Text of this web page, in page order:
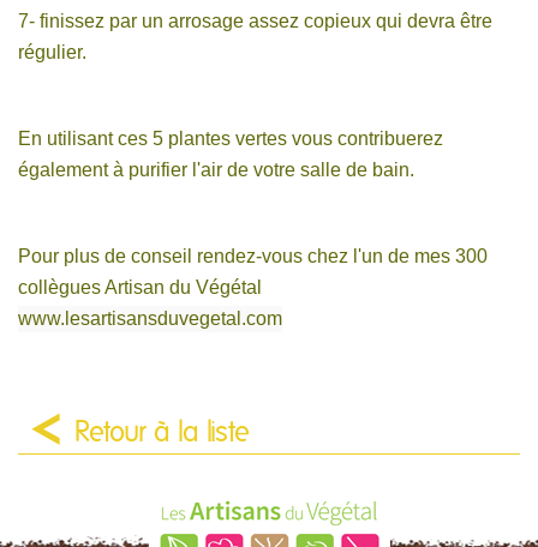
7- finissez par un arrosage assez copieux qui devra être
régulier.
En utilisant ces 5 plantes vertes vous contribuerez
également à purifier l'air de votre salle de bain.
Pour plus de conseil rendez-vous chez l'un de mes 300
collègues Artisan du Végétal
www.lesartisansduvegetal.com
Retour à la liste